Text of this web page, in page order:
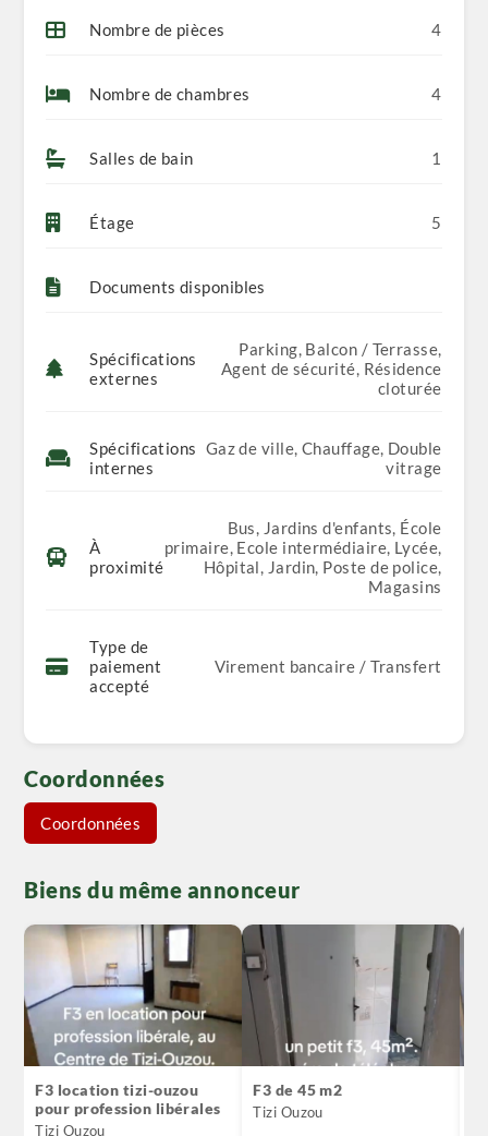
Nombre de pièces 4
Nombre de chambres 4
Salles de bain 1
Étage 5
Documents disponibles
Spécifications
externes
Parking, Balcon / Terrasse,
Agent de sécurité, Résidence
cloturée
Spécifications
internes
Gaz de ville, Chauffage, Double
vitrage
À
proximité
Bus, Jardins d'enfants, École
primaire, Ecole intermédiaire, Lycée,
Hôpital, Jardin, Poste de police,
Magasins
Type de
paiement
accepté
Virement bancaire / Transfert
Coordonnées
Coordonnées
Biens du même annonceur
F3 location tizi-ouzou
pour profession libérales
Tizi Ouzou
F3 de 45 m2
Tizi Ouzou